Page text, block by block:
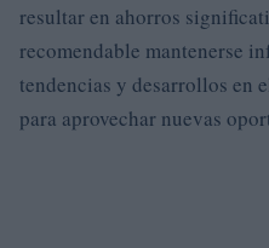
resultar en ahorros
recomendable mantenerse
tendencias y desarrollos en
para aprovechar nuevas